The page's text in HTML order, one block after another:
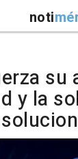
noti
su
y la